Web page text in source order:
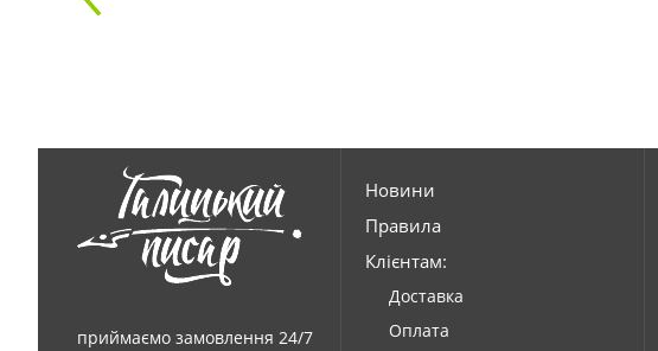
приймаємо замовлення 24/7
Новини
Правила
Клієнтам:
Доставка
Оплата